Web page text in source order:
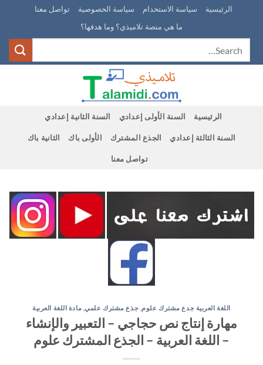
content
الرئيسية سياسة الاستخدام سياسة الخصوصية
تواصل معنا
ما هي منصة تلاميذي؟ وما هدفها؟
الرئيسية السنة الأولى إعدادي السنة الثانية إعدادي
السنة الثالثة إعدادي الجذع المشترك الأولى باك الثانية باك
تواصل معنا
اللغة العربية جدع مشترك علوم جذع مشترك علمي, مادة اللغة العربية
مهارة إنتاج نص حجاجي – التعبير والإنشاء
– اللغة العربية – الجذع المشترك علوم